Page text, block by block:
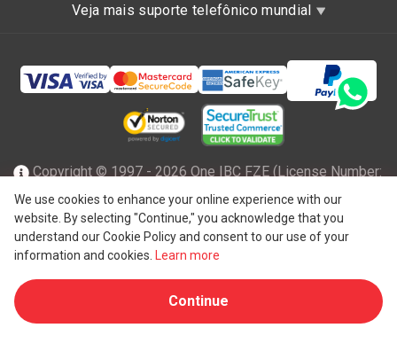
We use cookies to enhance your online experience with our
website. By selecting "Continue," you acknowledge that you
understand our Cookie Policy and consent to our use of your
information and cookies.
Learn more
Continue
Veja mais suporte telefônico mundial
Copyright © 1997 - 2026 One IBC FZE (License Number:
47001217), incorporada em Ras Al Khaimah, nos Emirados
Árabes Unidos com responsabilidade limitada e uma firma
membro da rede One IBC de entidade legal independente e
separada afiliada ao One IBC®Group ("One IBC Limited"),
uma entidade suíça. Todos os direitos reservados.